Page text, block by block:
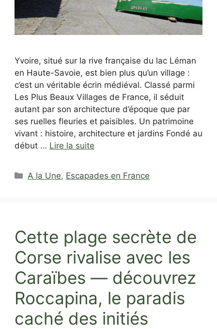
Yvoire, situé sur la rive française du lac Léman
en Haute-Savoie, est bien plus qu’un village :
c’est un véritable écrin médiéval. Classé parmi
Les Plus Beaux Villages de France, il séduit
autant par son architecture d’époque que par
ses ruelles fleuries et paisibles. Un patrimoine
vivant : histoire, architecture et jardins Fondé au
début … Lire la suite
Catégories
A la Une, Escapades en France
Cette plage secrète de
Corse rivalise avec les
Caraïbes — découvrez
Roccapina, le paradis
caché des initiés